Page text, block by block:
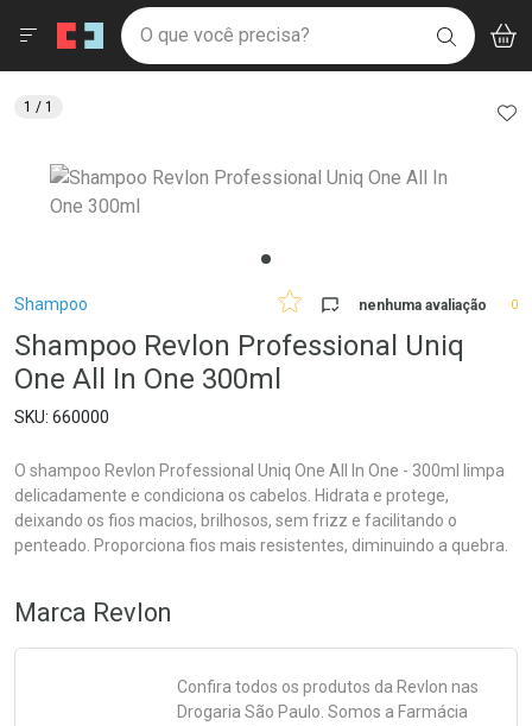
Drogaria São Paulo
Ir direto para a home
pela página
Ir direto para o conteúdo
Ir direto para a busca
Ir direto para a conta
Ir direto para a notificações
Ir direto para o carrinho
Ir direto para o menu
Faça a sua busca
O que você precisa? BUSCAR
Menu
Breadcrumb
Shampoo nenhuma avaliação 0
Shampoo Revlon Professional Uniq
One All In One 300ml
660000
O shampoo Revlon Professional Uniq One All In One - 300ml limpa
delicadamente e condiciona os cabelos. Hidrata e protege,
deixando os fios macios, brilhosos, sem frizz e facilitando o
penteado. Proporciona fios mais resistentes, diminuindo a quebra.
1 / 1
Marca Revlon
Confira todos os produtos da Revlon nas
Drogaria São Paulo. Somos a Farmácia